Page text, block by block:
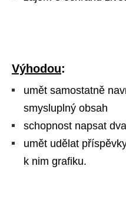
Výhodou:
umět samostatně
smysluplný obsah
schopnost napsat
umět udělat
k nim grafiku.